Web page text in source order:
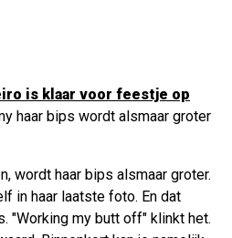
is klaar voor feestje op
haar bips wordt alsmaar groter
wordt haar bips alsmaar groter.
in haar laatste foto. En dat
"Working my butt off" klinkt het.